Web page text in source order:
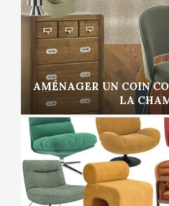
AMÉNAGER UN COIN
LA